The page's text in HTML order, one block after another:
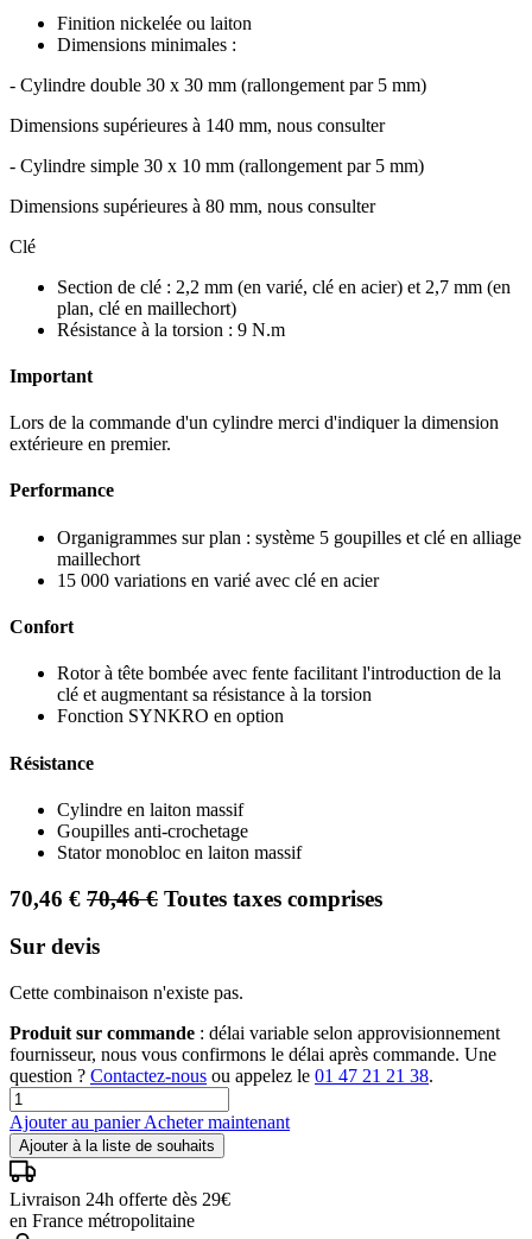
Finition nickelée ou laiton
Dimensions minimales :
- Cylindre double 30 x 30 mm (rallongement par 5 mm)
Dimensions supérieures à 140 mm, nous consulter
- Cylindre simple 30 x 10 mm (rallongement par 5 mm)
Dimensions supérieures à 80 mm, nous consulter
Clé
Section de clé : 2,2 mm (en varié, clé en acier) et 2,7 mm (en
plan, clé en maillechort)
Résistance à la torsion : 9 N.m
Important
Lors de la commande d'un cylindre merci d'indiquer la dimension
extérieure en premier.
Performance
Organigrammes sur plan : système 5 goupilles et clé en alliage
maillechort
15 000 variations en varié avec clé en acier
Confort
Rotor à tête bombée avec fente facilitant l'introduction de la
clé et augmentant sa résistance à la torsion
Fonction SYNKRO en option
Résistance
Cylindre en laiton massif
Goupilles anti-crochetage
Stator monobloc en laiton massif
70,46 € 70,46€ Toutes taxes comprises
Sur devis
Cette combinaison n'existe pas.
Produit sur commande : délai variable selon approvisionnement
fournisseur, nous vous confirmons le délai après commande. Une
question ? Contactez-nous ou appelez le 01 47 21 21 38.
Ajouter au panierAcheter maintenant
Ajouter à la liste de souhaits
Livraison 24h offerte dès 29€
en France métropolitaine